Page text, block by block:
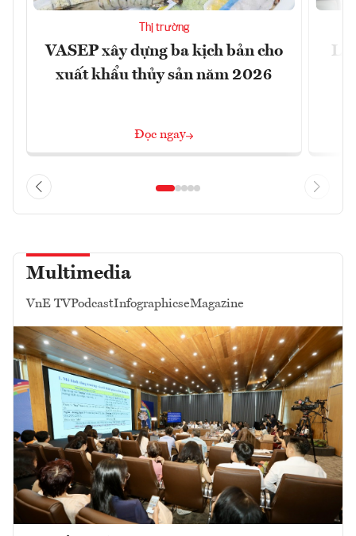
Thị trường
VASEP xây dựng ba kịch bản cho
xuất khẩu thủy sản năm 2026
Đọc ngay
Multimedia
VnE TVPodcastInfographicseMagazine